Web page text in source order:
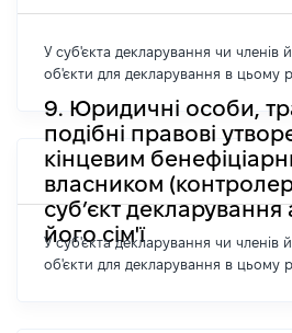
У суб'єкта декларування чи членів
об'єкти для декларування в цьому
9. Юридичні особи,
подібні правові
кінцевим
власником
суб’єкт
його сім'ї
У суб'єкта декларування чи членів
об'єкти для декларування в цьому